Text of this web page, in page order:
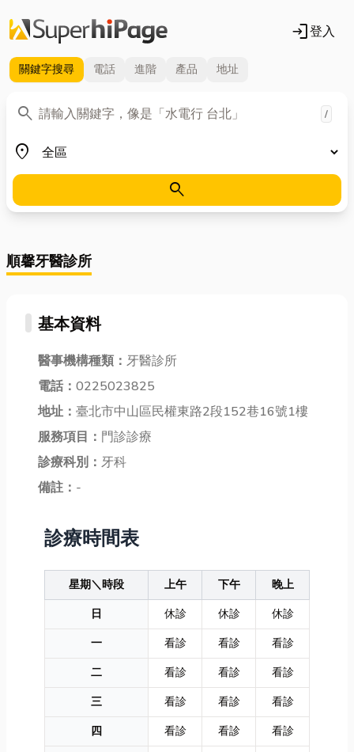
login登入
關鍵字搜尋 電話 進階 產品 地址
search
關鍵字 /
place
地區
search
順馨牙醫診所
基本資料
醫事機構種類： 牙醫診所
電話： 0225023825
地址： 臺北市中山區民權東路2段152巷16號1樓
服務項目： 門診診療
診療科別： 牙科
備註： -
診療時間表
星期＼時段 上午 下午
晚上
日
休診 休診
休診
一
看診 看診
看診
二
看診 看診
看診
三
看診 看診
看診
四
看診 看診
看診